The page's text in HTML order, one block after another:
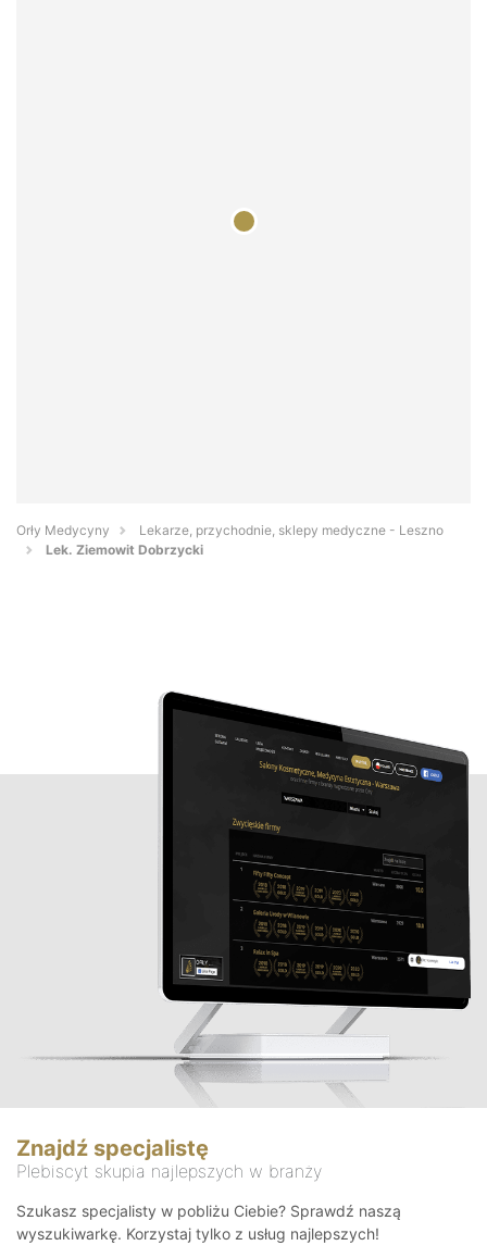
Orły Medycyny
Lekarze, przychodnie, sklepy medyczne - Leszno
Lek. Ziemowit Dobrzycki
Znajdź specjalistę
Plebiscyt skupia najlepszych w branży
Szukasz specjalisty w pobliżu Ciebie? Sprawdź naszą
wyszukiwarkę. Korzystaj tylko z usług najlepszych!